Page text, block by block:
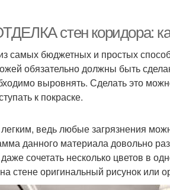
стен коридора: как
самых бюджетных и простых
обязательно должны быть
выровнять. Сделать это
к покраске.
легким, ведь любые загрязнения
данного материала довольно
сочетать несколько цветов в
стене оригинальный рисунок или